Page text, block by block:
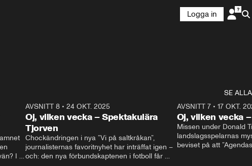
Logga in
SE ALLA
I
AVSNITT 8• 24 OKT. 2025
Oj, vilken vecka – Spektakulära
Tjorven
Chockändringen i nya ”Vi på saltkråkan”,
journalisternas favoritnyhet har inträffat igen –
och: den nya förbundskaptenen i fotboll får
AVSNITT 7• 17 OKT.
Oj, vilken vecka
Missen under Donald
landslagsspelarnas
beviset på att